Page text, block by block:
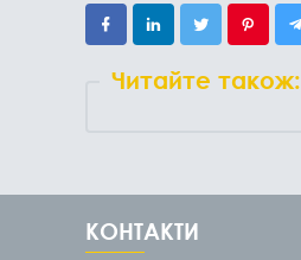
Читайте також:
КОНТАКТИ